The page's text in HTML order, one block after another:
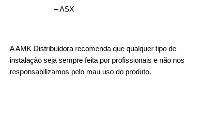
– ASX
A AMK Distribuidora recomenda que qualquer tipo de
instalação seja sempre feita por profissionais e não nos
responsabilizamos pelo mau uso do produto.